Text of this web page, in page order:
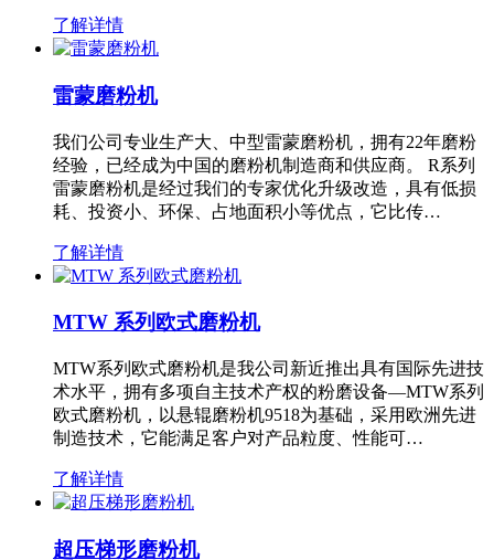
了解详情
雷蒙磨粉机
我们公司专业生产大、中型雷蒙磨粉机，拥有22年磨粉
经验，已经成为中国的磨粉机制造商和供应商。 R系列
雷蒙磨粉机是经过我们的专家优化升级改造，具有低损
耗、投资小、环保、占地面积小等优点，它比传…
了解详情
MTW 系列欧式磨粉机
MTW系列欧式磨粉机是我公司新近推出具有国际先进技
术水平，拥有多项自主技术产权的粉磨设备—MTW系列
欧式磨粉机，以悬辊磨粉机9518为基础，采用欧洲先进
制造技术，它能满足客户对产品粒度、性能可…
了解详情
超压梯形磨粉机